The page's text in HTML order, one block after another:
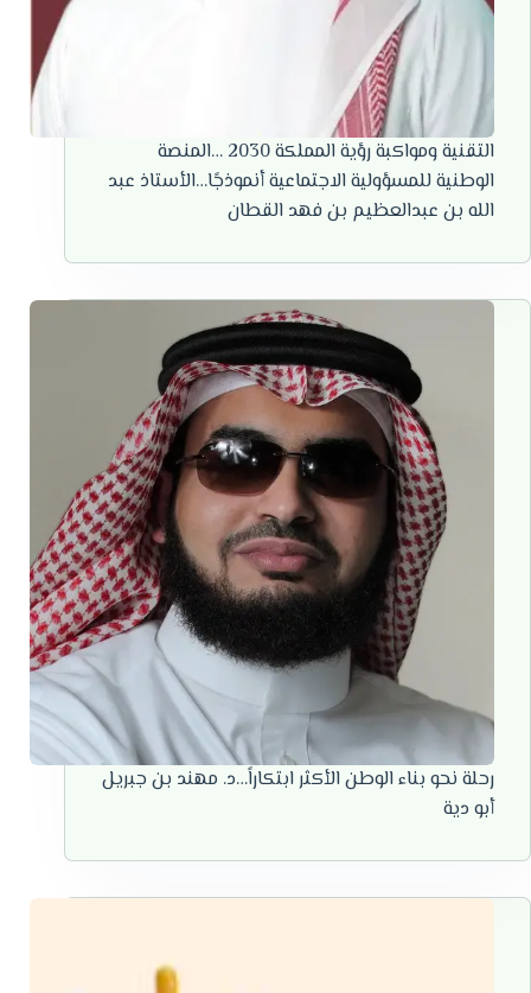
التقنية ومواكبة رؤية المملكة 2030 …المنصة
الوطنية للمسؤولية الاجتماعية أنموذجًا…الأستاذ عبد
الله بن عبدالعظيم بن فهد القطان
رحلة نحو بناء الوطن الأكثر ابتكاراً…د. مهند بن جبريل
أبو دية